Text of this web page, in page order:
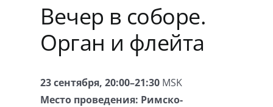
Вечер в соборе.
Орган и флейта
23 сентября, 20:00–21:30 MSK
Место проведения: Римско-